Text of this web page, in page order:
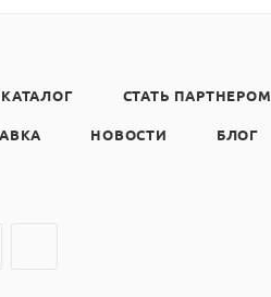
КАТАЛОГ СТАТЬ ПАРТНЕРОМ
НОВОСТИ БЛОГ